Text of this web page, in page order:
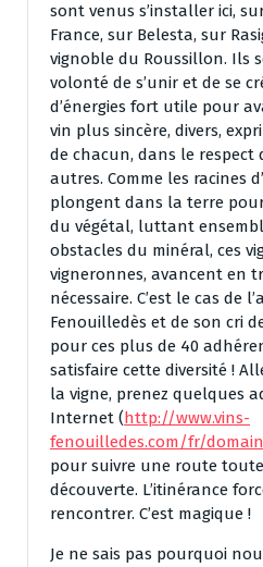
sont venus s’installer ici,
France, sur Belesta, sur
vignoble du Roussillon. Ils
volonté de s’unir et de se
d’énergies fort utile pour
vin plus sincère, divers,
de chacun, dans le respect
autres. Comme les racines
plongent dans la terre
du végétal, luttant
obstacles du minéral, ces
vigneronnes, avancent en
nécessaire. C’est le cas de
Fenouilledès et de son cri
pour ces plus de 40
satisfaire cette diversité !
la vigne, prenez quelques
Internet (http://www.vins-
fenouilledes.com/fr/
pour suivre une route
découverte. L’itinérance
rencontrer. C’est magique !
Je ne sais pas pourquoi